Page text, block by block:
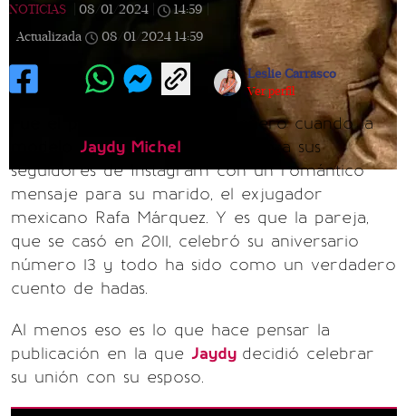
NOTICIAS 08/01/2024 14:59
Actualizada
08/01/2024 14:59
Leslie Carrasco
Ver perfil
Fue el pasado viernes 5 de enero cuando la
Jaydy Michel
sorprendió a sus
seguidores de Instagram con un romántico
mensaje para su marido, el exjugador
mexicano Rafa Márquez. Y es que la pareja,
que se casó en 2011, celebró su aniversario
número 13 y todo ha sido como un verdadero
cuento de hadas.
Al menos eso es lo que hace pensar la
publicación en la que Jaydy decidió celebrar
su unión con su esposo.